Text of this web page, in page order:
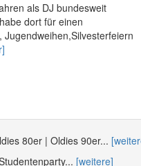
als DJ bundesweit
dort für einen
80er | Oldies 90er...
[weitere]